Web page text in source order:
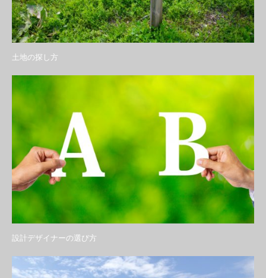
土地の探し方
設計デザイナーの選び方